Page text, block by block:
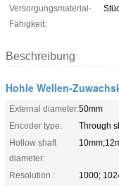
Versorgungsmaterial-
Fähigkeit:
Beschreibung
Hohle Wellen-
External diameter:50mm
Encoder type:
Through
Hollow shaft
diameter:
Resolution :
1000;